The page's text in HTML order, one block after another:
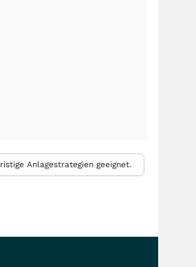
Anlagestrategien geeignet.